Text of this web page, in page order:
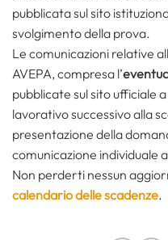
pubblicata sul sito
svolgimento della prova.
Le comunicazioni relative
AVEPA, compresa l’
pubblicate sul sito ufficiale
lavorativo successivo alla
presentazione della
comunicazione individuale
Non perderti nessun
calendario delle scadenze.